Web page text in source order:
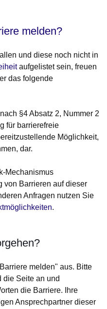
melden?
und diese noch nicht in
Fensteraufgelistet sein, freuen
das folgende
§4 Absatz 2, Nummer 2
für barrierefreie
Möglichkeit,
dar.
Mechanismus
von Barrieren auf dieser
Anfragen nutzen Sie
in einem neuen Fenster
.
melden" aus. Bitte
die Seite an und
die Barriere. Ihre
Ansprechpartner dieser